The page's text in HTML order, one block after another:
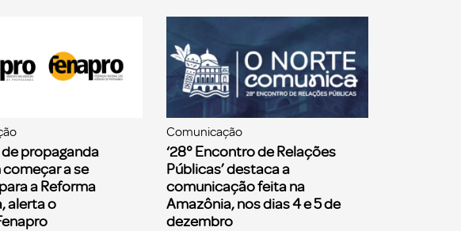
propaganda
a se
a Reforma
alerta o
Comunicação
‘28° Encontro de Relações
Públicas’ destaca a
comunicação feita na
Amazônia, nos dias 4 e 5 de
dezembro